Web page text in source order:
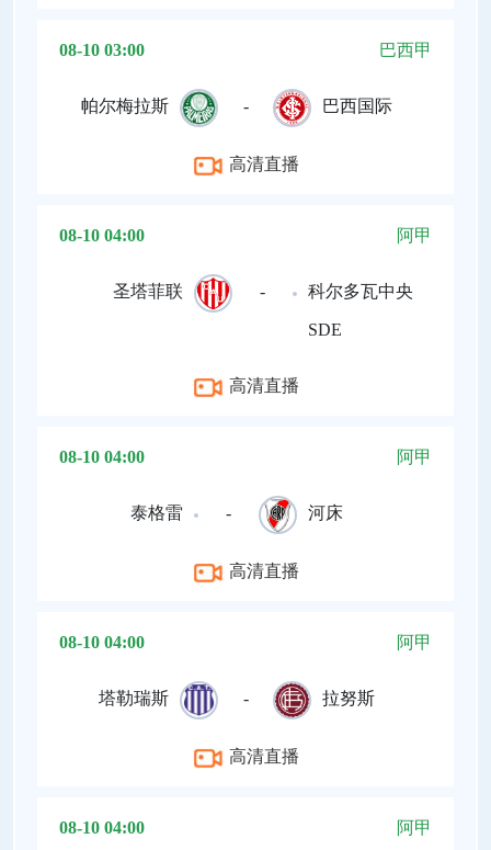
08-10 03:00 巴西甲
帕尔梅拉斯 - 巴西国际
高清直播
08-10 04:00 阿甲
圣塔菲联 - 科尔多瓦中央
SDE
高清直播
08-10 04:00 阿甲
泰格雷 - 河床
高清直播
08-10 04:00 阿甲
塔勒瑞斯 - 拉努斯
高清直播
08-10 04:00 阿甲